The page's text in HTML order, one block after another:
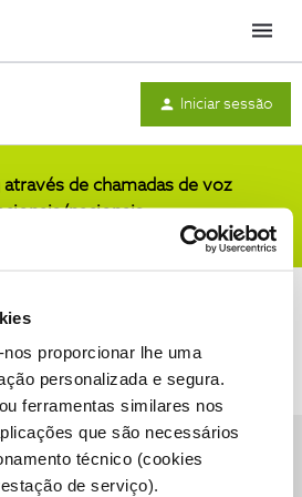
proporcionar lhe uma
personalizada e segura.
ferramentas similares nos
que são necessários
técnico (cookies
de serviço).
Menu
Iniciar sessão
de chamadas de voz
nacionais
NOS Accessibility statement